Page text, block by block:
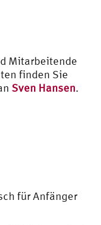
Mitarbeitende
finden Sie
Sven Hansen.
für Anfänger